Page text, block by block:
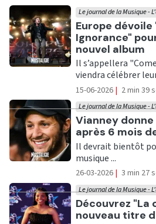
Ecouter
Europe
Ignorance"
nouvel album
Le journal de la Musique -
Il s’appellera
viendra célébrer
15-06-2026 | 2 min 39
Ecouter
Vianney
après 6 mois
Le journal de la Musique -
Il devrait bientôt
musique ...
26-03-2026 | 3 min 27
Ecouter
Découvrez "La
nouveau titre
Le journal de la Musique -